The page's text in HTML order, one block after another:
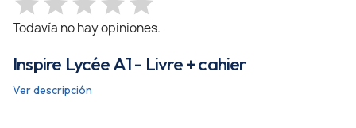
Todavía no hay opiniones.
Inspire Lycée A1 - Livre + cahier
Ver descripción